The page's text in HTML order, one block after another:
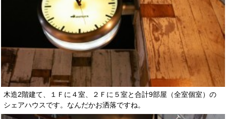
木造2階建て、１Ｆに４室、２Ｆに５室と合計9部屋（全室個室）の
シェアハウスです。なんだかお洒落ですね。